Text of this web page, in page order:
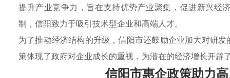
提升产业竞争力，旨在支持优势产业聚集，促进新兴经
制，信阳致力于吸引技术型企业和高端人才。
为了推动经济结构的升级，信阳市还鼓励企业加大对研
策体现了政府对企业成长的重视，为潜在的经济增长开辟
信阳市惠企政策助力